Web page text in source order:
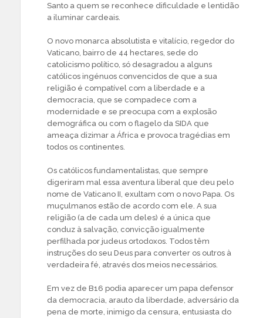
Santo a quem se reconhece dificuldade e lentidão
a iluminar cardeais.
O novo monarca absolutista e vitalício, regedor do
Vaticano, bairro de 44 hectares, sede do
catolicismo político, só desagradou a alguns
católicos ingénuos convencidos de que a sua
religião é compatível com a liberdade e a
democracia, que se compadece com a
modernidade e se preocupa com a explosão
demográfica ou com o flagelo da SIDA que
ameaça dizimar a África e provoca tragédias em
todos os continentes.
Os católicos fundamentalistas, que sempre
digeriram mal essa aventura liberal que deu pelo
nome de Vaticano II, exultam com o novo Papa. Os
muçulmanos estão de acordo com ele. A sua
religião (a de cada um deles) é a única que
conduz à salvação, convicção igualmente
perfilhada por judeus ortodoxos. Todos têm
instruções do seu Deus para converter os outros à
verdadeira fé, através dos meios necessários.
Em vez de B16 podia aparecer um papa defensor
da democracia, arauto da liberdade, adversário da
pena de morte, inimigo da censura, entusiasta do